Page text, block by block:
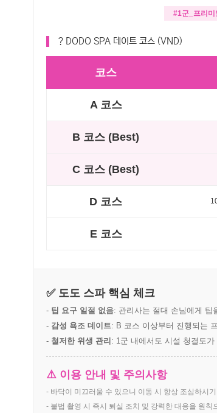
#1군_프리미
? DODO SPA 데이트 코스 (VND)
코스
A 코스
B 코스 (Best)
C 코스 (Best)
D 코스
E 코스
✅ 도도 스파 핵심 체크
- 팁 요구 일절 없음: 관리사는 절대 손님에게 팁
- 감성 욕조 데이트: B 코스 이상부터 진행되는
- 철저한 위생 관리 : 1군 내에서도 시설 청결도
⚠️ 이용 안내 및 주의사항
- 바닥이 미끄러울 수 있으니 이동 시 항상 조심하시
- 불법 촬영 시 즉시 퇴실 조치 및 강력한 대응을 원칙